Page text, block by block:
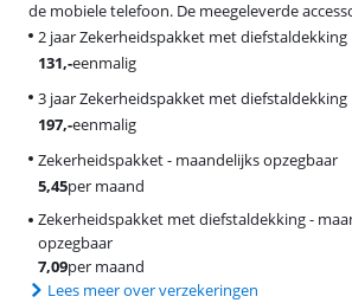
de mobiele telefoon. De meegeleverde
2 jaar Zekerheidspakket met diefstaldekking
131,-eenmalig
3 jaar Zekerheidspakket met diefstaldekking
197,-eenmalig
Zekerheidspakket - maandelijks opzegbaar
5,45per maand
Zekerheidspakket met diefstaldekking -
opzegbaar
7,09per maand
Lees meer over verzekeringen